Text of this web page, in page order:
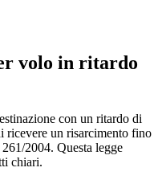
volo in ritardo
con un ritardo di
ricevere un risarcimento fino
2004. Questa legge
chiari.